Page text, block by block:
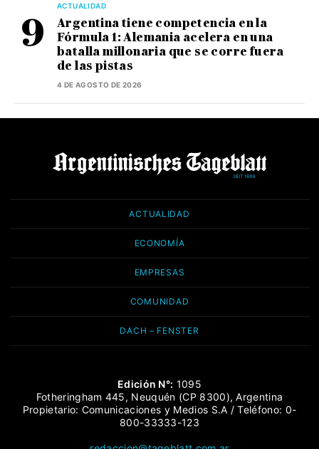
ACTUALIDAD
Argentina tiene competencia en la
Fórmula 1: Alemania acelera en una
batalla millonaria que se corre fuera
de las pistas
4 DE AGOSTO DE 2026
ACTUALIDAD
ECONOMÍA
EMPRESAS
COMUNIDAD
DACH – FENSTER
Edición N°: 1095
Fotheringham 445, Neuquén (CP 8300), Argentina
Propietario: Comunicaciones y Medios S.A / Teléfono: 0-
800-33333-123